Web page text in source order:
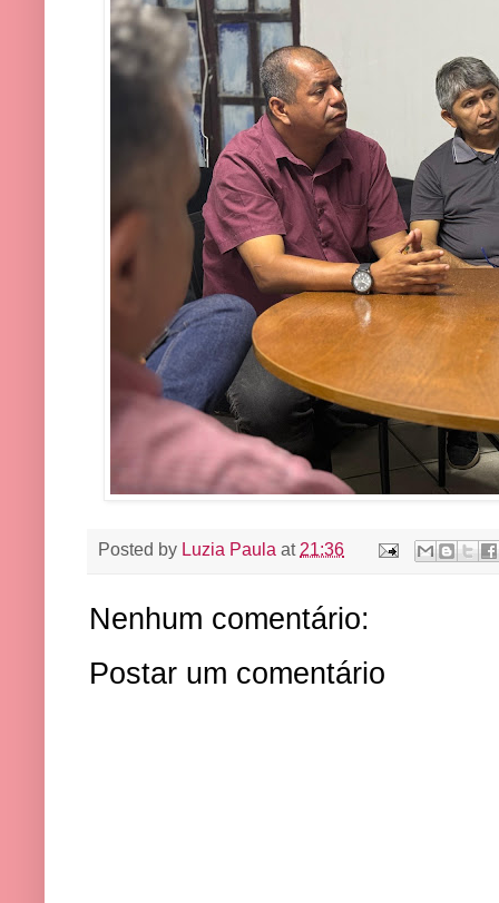
Posted by Luzia Paula at 21:36
Nenhum comentário:
Postar um comentário